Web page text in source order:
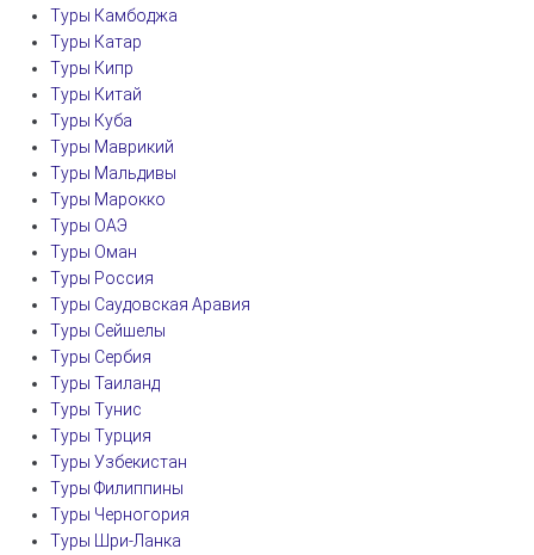
Туры Камбоджа
Туры Катар
Туры Кипр
Туры Китай
Туры Куба
Туры Маврикий
Туры Мальдивы
Туры Марокко
Туры ОАЭ
Туры Оман
Туры Россия
Туры Саудовская Аравия
Туры Сейшелы
Туры Сербия
Туры Таиланд
Туры Тунис
Туры Турция
Туры Узбекистан
Туры Филиппины
Туры Черногория
Туры Шри-Ланка